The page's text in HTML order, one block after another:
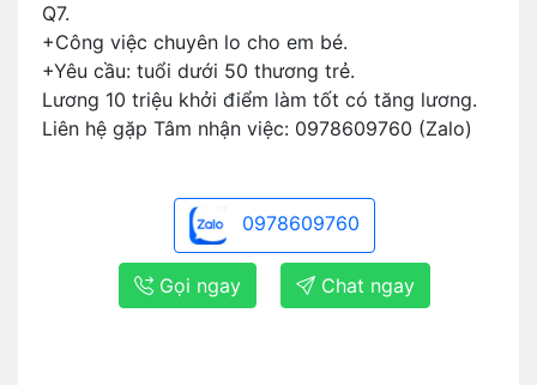
Q7.
+Công việc chuyên lo cho em bé.
+Yêu cầu: tuổi dưới 50 thương trẻ.
Lương 10 triệu khởi điểm làm tốt có tăng lương.
Liên hệ gặp Tâm nhận việc: 0978609760 (Zalo)
0978609760
Gọi ngay Chat ngay